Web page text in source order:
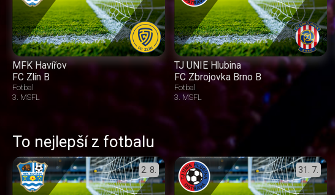
MFK Havířov
FC Zlín B
Fotbal
3. MSFL
TJ UNIE Hlubina
FC Zbrojovka Brno B
Fotbal
3. MSFL
To nejlepší z fotbalu
2. 8. 31. 7.